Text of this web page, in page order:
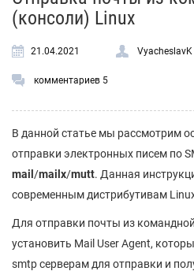
(консоли) Linux
21.04.2021 VyacheslavK
комментариев 5
В данной статье мы рассмотрим
отправки электронных писем по
mail /mailx/mutt. Данная
современным дистрибутивам
Для отправки почты из
установить Mail User Agent,
smtp серверам для отправки и